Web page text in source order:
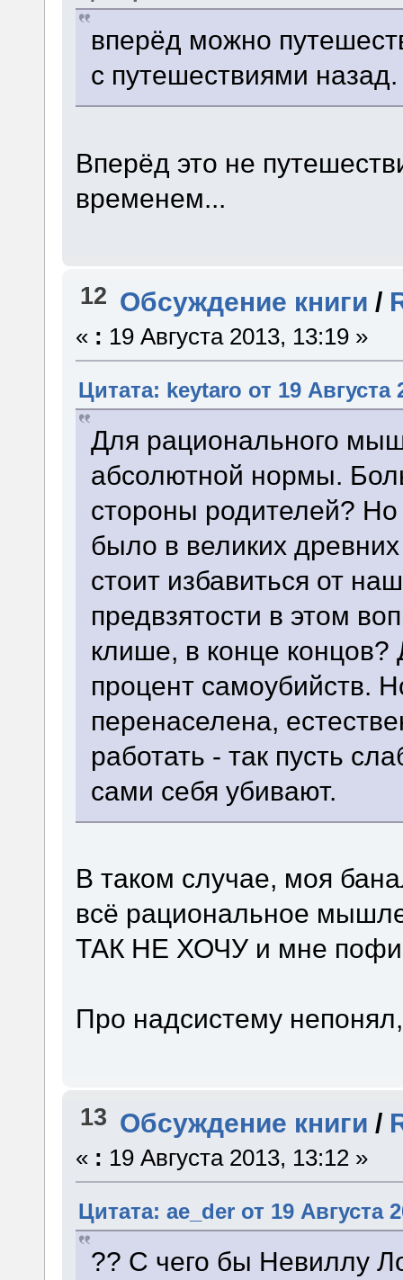
вперёд можно
с путешествиями назад.
Вперёд это не
временем...
12 Обсуждение книги /
« : 19 Августа 2013, 13:19 »
Цитата: keytaro от 19 Августа
Для рационального
абсолютной нормы.
стороны родителей?
было в великих
стоит избавиться от
предвзятости в этом
клише, в конце
процент самоубийств.
перенаселена,
работать - так пусть
сами себя убивают.
В таком случае, моя
всё рациональное
ТАК НЕ ХОЧУ и мне
Про надсистему
13 Обсуждение книги /
« : 19 Августа 2013, 13:12 »
Цитата: ae_der от 19 Августа
?? С чего бы Невиллу